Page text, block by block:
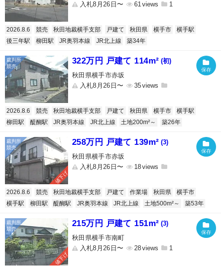
入札8月26日〜
61 1
2026.8.6 競売 秋田地裁横手支部 戸建て 秋田県 横手市
横手駅
後三年駅
柳田駅 JR奥羽本線 JR北上線 築34年
322万円 戸建て 114m² (初)
秋田県横手市赤坂
入札8月26日〜
35
2026.8.6 競売 秋田地裁横手支部 戸建て 秋田県 横手市
横手駅
柳田駅
醍醐駅 JR奥羽本線 JR北上線 土地200m²～ 築26年
値下げ
258万円 戸建て 139m² (3)
秋田県横手市赤坂
入札8月26日〜
18
2026.8.6 競売 秋田地裁横手支部 戸建て 作業場 秋田県
横手市
横手駅
柳田駅 醍醐駅 JR奥羽本線 JR北上線 土地500m²～ 築53年
値下げ
215万円 戸建て 151m² (3)
秋田県横手市南町
入札8月26日〜
28 1